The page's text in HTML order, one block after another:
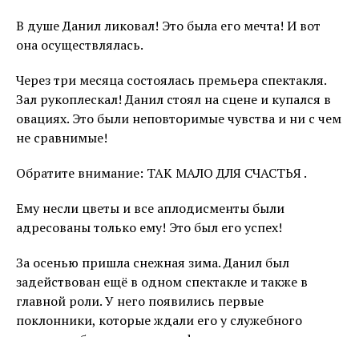
В душе Данил ликовал! Это была его мечта! И вот
она осуществлялась.
Через три месяца состоялась премьера спектакля.
Зал рукоплескал! Данил стоял на сцене и купался в
овациях. Это были неповторимые чувства и ни с чем
не сравнимые!
Обратите внимание: ТАК МАЛО ДЛЯ СЧАСТЬЯ .
Ему несли цветы и все аплодисменты были
адресованы только ему! Это был его успех!
За осенью пришла снежная зима. Данил был
задействован ещё в одном спектакле и также в
главной роли. У него появились первые
поклонники, которые ждали его у служебного